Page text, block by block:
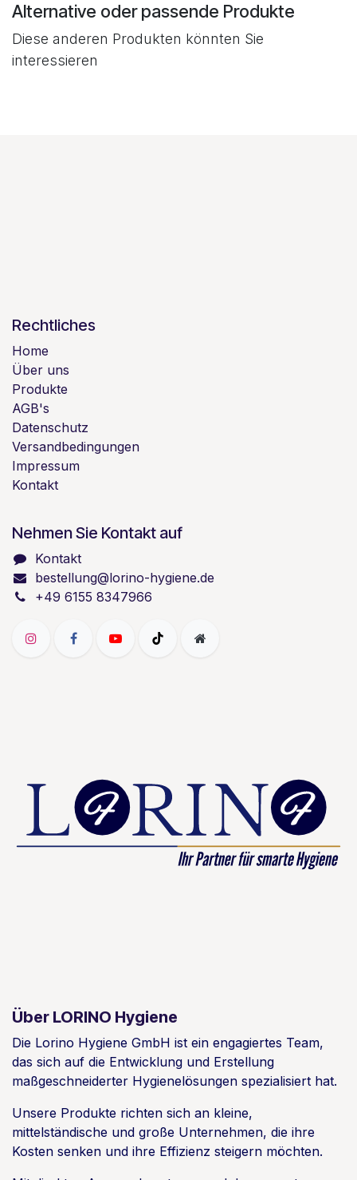
Alternative oder passende Produkte
Diese anderen Produkten könnten Sie
interessieren
Rechtliches
Home
Über uns
Produkte
AGB's
Datenschutz
Versandbedingungen
Impressum
Kontakt
Nehmen Sie Kontakt auf
Kontakt
bestellung@lorino-hygiene.de
+49 6155 8347966
Über LORINO Hygiene
Die Lorino Hygiene GmbH ist ein engagiertes Team,
das sich auf die Entwicklung und Erstellung
maßgeschneiderter Hygienelösungen spezialisiert hat.
Unsere Produkte richten sich an kleine,
mittelständische und große Unternehmen, die ihre
Kosten senken und ihre Effizienz steigern möchten.